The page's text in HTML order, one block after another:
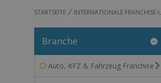
STARTSEITE INTERNATIONALE FRANCHISE-
Branche
Auto, KFZ & Fahrzeug Franchise